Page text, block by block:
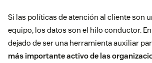
Si las políticas de atención al cliente son
equipo, los datos son el hilo conductor.
dejado de ser una herramienta auxiliar
más importante activo de las